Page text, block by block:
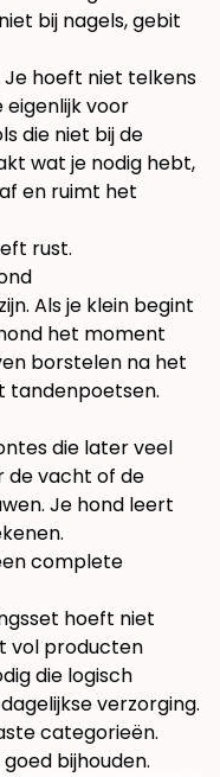
bij nagels, gebit
hoeft niet telkens
voor
die niet bij de
wat je nodig hebt,
en ruimt het
rust.
Als je klein begint
het moment
borstelen na het
tandenpoetsen.
die later veel
de vacht of de
Je hond leert
complete
hoeft niet
vol producten
die logisch
verzorging.
categorieën.
bijhouden.